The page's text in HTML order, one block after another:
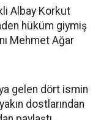
Albay Korkut
hüküm giymiş
Mehmet Ağar
gelen dört ismin
dostlarından